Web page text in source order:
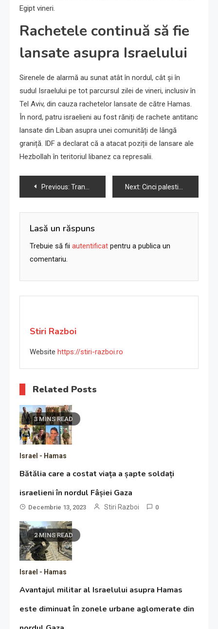
Egipt vineri.
Rachetele continuă să fie
lansate asupra Israelului
Sirenele de alarmă au sunat atât în nordul, cât și în
sudul Israelului pe tot parcursul zilei de vineri, inclusiv în
Tel Aviv, din cauza rachetelor lansate de către Hamas.
În nord, patru israelieni au fost răniți de rachete antitanc
lansate din Liban asupra unei comunități de lângă
graniță. IDF a declarat că a atacat poziții de lansare ale
Hezbollah în teritoriul libanez ca represalii.
Navigare
în
articole
Previous: Transfer de populație în timpul războiului: O vizită în țara părăsită a milițiilor colonizatoare Next: Cinci palestinieni din Cisiordania uciși de IDF pentru planificarea unui atac terorist
Lasă un răspuns
Trebuie să fii autentificat pentru a publica un
comentariu.
Stiri Razboi
Website https://stiri-razboi.ro
Related Posts
3 MINS READ
Israel - Hamas
Bătălia care a costat viața a șapte soldați
israelieni în nordul Fâșiei Gaza
Decembrie 13, 2023 Stiri Razboi 0
2 MINS READ
Israel - Hamas
Avantajul militar al Israelului asupra Hamas
este diminuat în zonele urbane aglomerate din